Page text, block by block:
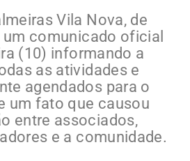
Vila Nova, de
comunicado oficial
(10) informando a
as atividades e
agendados para o
um fato que causou
entre associados,
e a comunidade.